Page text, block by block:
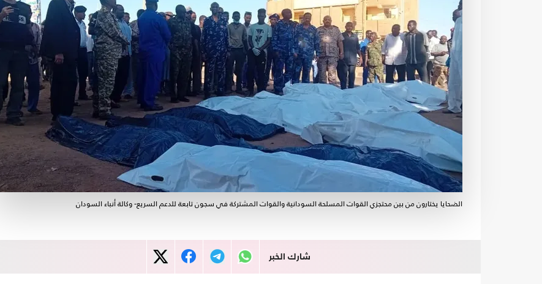
الضحايا يختارون من بين محتجزي القوات المسلحة السودانية والقوات المشتركة في سجون تابعة للدعم السريع- وكالة أنباء السودان
شارك الخبر